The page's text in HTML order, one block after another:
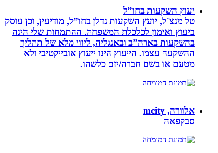
יעוץ השקעות בחו”ל
טל מנצ`ל, יועץ השקעות נדלן בחו”ל, מודיעין, וכן עוסק
ביעוץ ואימון לכלכלת המשפחה. ההתמחות שלי הינה
בהשקעות בארה”ב ובאנגליה, ליווי מלא של תהליך
ההשקעה עצמו. הייעוץ הינו ייעוץ אובייקטיבי ולא
מטעם או בשם חברה/יזם כלשהו.
אלוורה, mcity
סבקפאה